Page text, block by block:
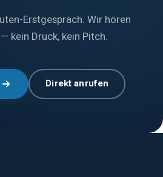
Erstgespräch. Wir hören
kein Druck, kein Pitch.
Direkt anrufen